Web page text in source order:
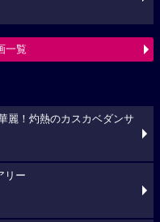
一覧
麗！灼熱のカスカベダンサ
リー